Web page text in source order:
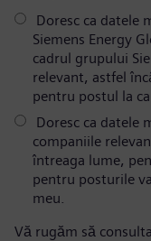
Doresc ca datele
Siemens Energy
cadrul grupului
relevant, astfel
pentru postul la
Doresc ca datele
companiile
întreaga lume,
pentru posturile
meu.
Vă rugăm să